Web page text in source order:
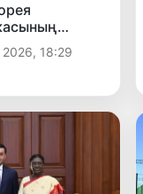
кездесу
18:29